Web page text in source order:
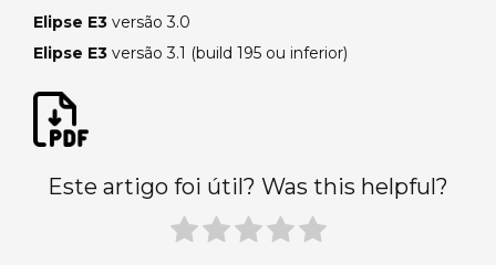
Elipse E3 versão 3.0
Elipse E3 versão 3.1 (build 195 ou inferior)
Este artigo foi útil? Was this helpful?